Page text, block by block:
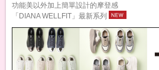
功能美以外加上簡單設計的摩登感
「DIANA WELLFIT」最新系列